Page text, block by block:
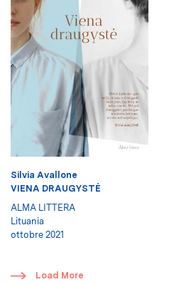
Silvia Avallone
VIENA DRAUGYSTĖ
ALMA LITTERA
Lituania
ottobre 2021
​ Load More